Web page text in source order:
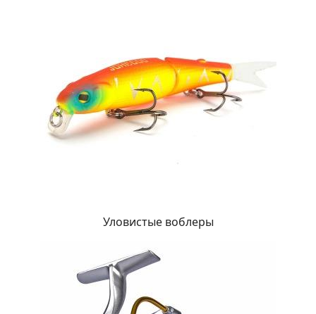
Уловистые воблеры